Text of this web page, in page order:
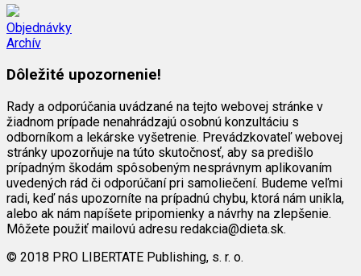
Objednávky
Archív
Dôležité upozornenie!
Rady a odporúčania uvádzané na tejto webovej stránke v
žiadnom prípade nenahrádzajú osobnú konzultáciu s
odborníkom a lekárske vyšetrenie. Prevádzkovateľ webovej
stránky upozorňuje na túto skutočnosť, aby sa predišlo
prípadným škodám spôsobeným nesprávnym aplikovaním
uvedených rád či odporúčaní pri samoliečení. Budeme veľmi
radi, keď nás upozorníte na prípadnú chybu, ktorá nám unikla,
alebo ak nám napíšete pripomienky a návrhy na zlepšenie.
Môžete použiť mailovú adresu redakcia@dieta.sk.
© 2018 PRO LIBERTATE Publishing, s. r. o.